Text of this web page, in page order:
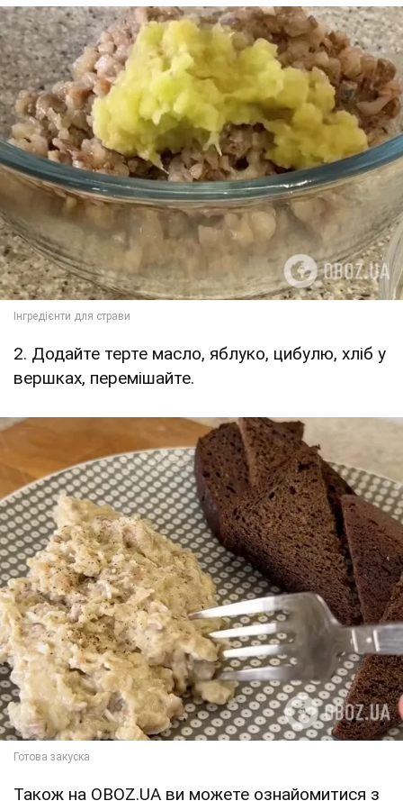
2. Додайте терте масло, яблуко, цибулю, хліб у
вершках, перемішайте.
Також на OBOZ.UA ви можете ознайомитися з